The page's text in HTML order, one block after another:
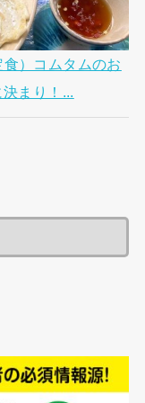
食）コムタムのお
まり！...